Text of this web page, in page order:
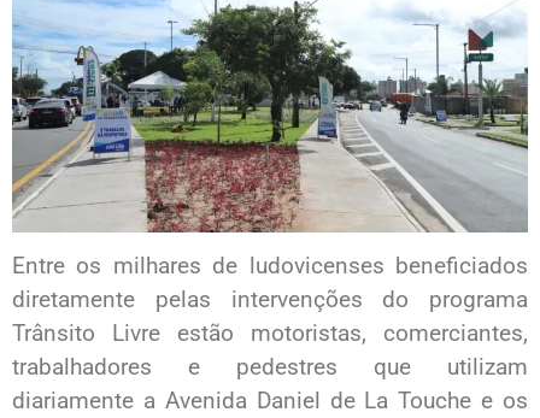
Entre os milhares de ludovicenses beneficiados
diretamente pelas intervenções do programa
Trânsito Livre estão motoristas, comerciantes,
trabalhadores e pedestres que utilizam
diariamente a Avenida Daniel de La Touche e os